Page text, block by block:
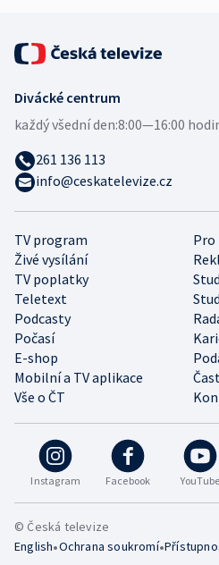
Instagram Facebook YouTube
TV program
Pro
Živé vysílání
TV poplatky
Teletext
Podcasty
Počasí
E-shop
Mobilní a TV aplikace
Vše o ČT
Divácké centrum
každý všední den:8:00—16:00
261 136 113
info@ceskatelevize.cz
© Česká televize
English•Ochrana soukromí•